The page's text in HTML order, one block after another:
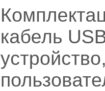
кабель